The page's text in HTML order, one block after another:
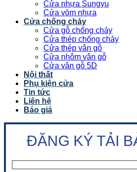
Cửa nhựa Sungyu
Cửa vòm nhựa
Cửa chống cháy
Cửa gỗ chống cháy
Cửa thép chống cháy
Cửa thép vân gỗ
Cửa nhôm vân gỗ
Cửa vân gỗ 5D
Nội thất
Phụ kiện cửa
Tin tức
Liên hệ
Báo giá
ĐĂNG KÝ TẢI